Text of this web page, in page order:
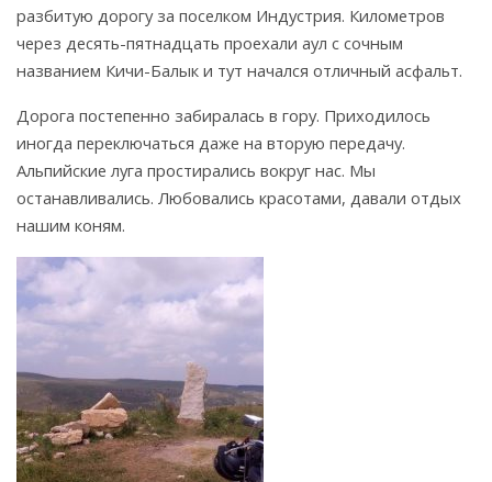
разбитую дорогу за поселком Индустрия. Километров
через десять-пятнадцать проехали аул с сочным
названием Кичи-Балык и тут начался отличный асфальт.
Дорога постепенно забиралась в гору. Приходилось
иногда переключаться даже на вторую передачу.
Альпийские луга простирались вокруг нас. Мы
останавливались. Любовались красотами, давали отдых
нашим коням.